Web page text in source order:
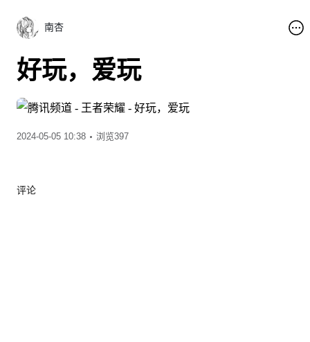
南杏
好玩，爱玩
2024-05-05 10:38 浏览397
评论